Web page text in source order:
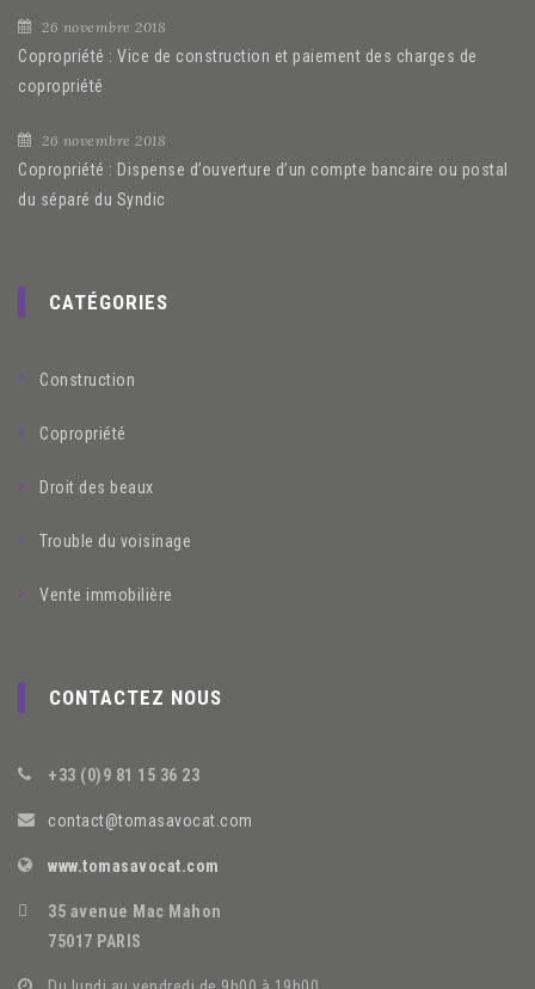
26 novembre 2018
Copropriété : Vice de construction et paiement des charges de
copropriété
26 novembre 2018
Copropriété : Dispense d’ouverture d’un compte bancaire ou postal
du séparé du Syndic
CATÉGORIES
Construction
Copropriété
Droit des beaux
Trouble du voisinage
Vente immobilière
CONTACTEZ NOUS
+33 (0)9 81 15 36 23
contact@tomasavocat.com
www.tomasavocat.com
35 avenue Mac Mahon
75017 PARIS